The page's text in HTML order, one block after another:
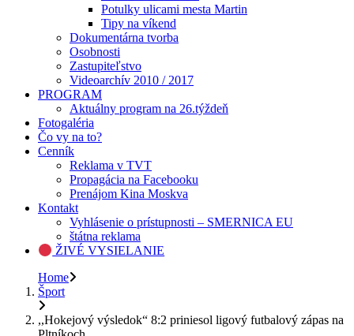
Potulky ulicami mesta Martin
Tipy na víkend
Dokumentárna tvorba
Osobnosti
Zastupiteľstvo
Videoarchív 2010 / 2017
PROGRAM
Aktuálny program na 26.týždeň
Fotogaléria
Čo vy na to?
Cenník
Reklama v TVT
Propagácia na Facebooku
Prenájom Kina Moskva
Kontakt
Vyhlásenie o prístupnosti – SMERNICA EU
štátna reklama
ŽIVÉ VYSIELANIE
Home
Šport
,,Hokejový výsledok“ 8:2 priniesol ligový futbalový zápas na